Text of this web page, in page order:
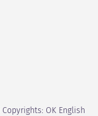
Copyrights: OK English